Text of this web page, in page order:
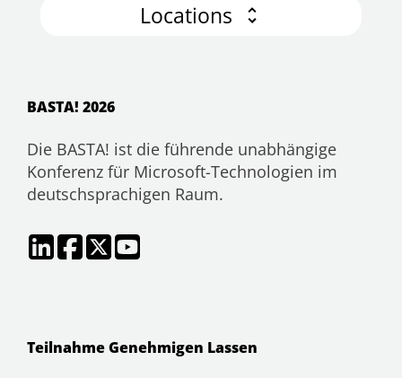
Locations
BASTA! 2026
Die BASTA! ist die führende unabhängige
Konferenz für Microsoft-Technologien im
deutschsprachigen Raum.
Teilnahme Genehmigen Lassen